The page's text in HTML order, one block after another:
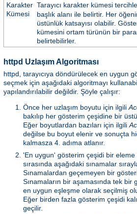
Karakter
Kümesi
Tarayıcı karakter kümesi
başlık alanı ile belirtir. Her
üstünlük katsayısı olabilir.
kümesini ortam türünün bir
belirtebilirler.
httpd Uzlaşım Algoritması
httpd, tarayıcıya döndürülecek en uygun
seçmek için aşağıdaki algoritmayı
yapılandırılabilir değildir. Şöyle çalışır:
Önce her uzlaşım boyutu için ilgili
bakılıp her gösterim çeşidine bir
Eğer boyutlardan bazıları için ilgili
değilse bu boyut elenir ve sonuçta
kalmasza 4. adıma atlanır.
'En uygun' gösterim çeşidi bir
sırasında aşağıdaki sınamalar
Sınamalardan geçemeyen bir
Sınamaların bir aşamasında tek bir
en uygun eşleşme olarak seçilmiş
Eğer birden fazla gösterim çeşidi
geçilir.